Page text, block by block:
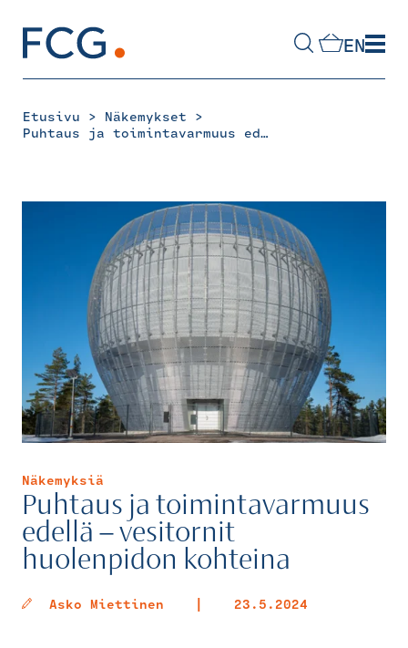
content
EN
Etusivu > Näkemykset >
Puhtaus ja toimintavarmuus edellä – vesitornit huolenpidon kohteina
Näkemyksiä
Puhtaus ja toimintavarmuus
edellä – vesitornit
huolenpidon kohteina
Asko Miettinen | 23.5.2024